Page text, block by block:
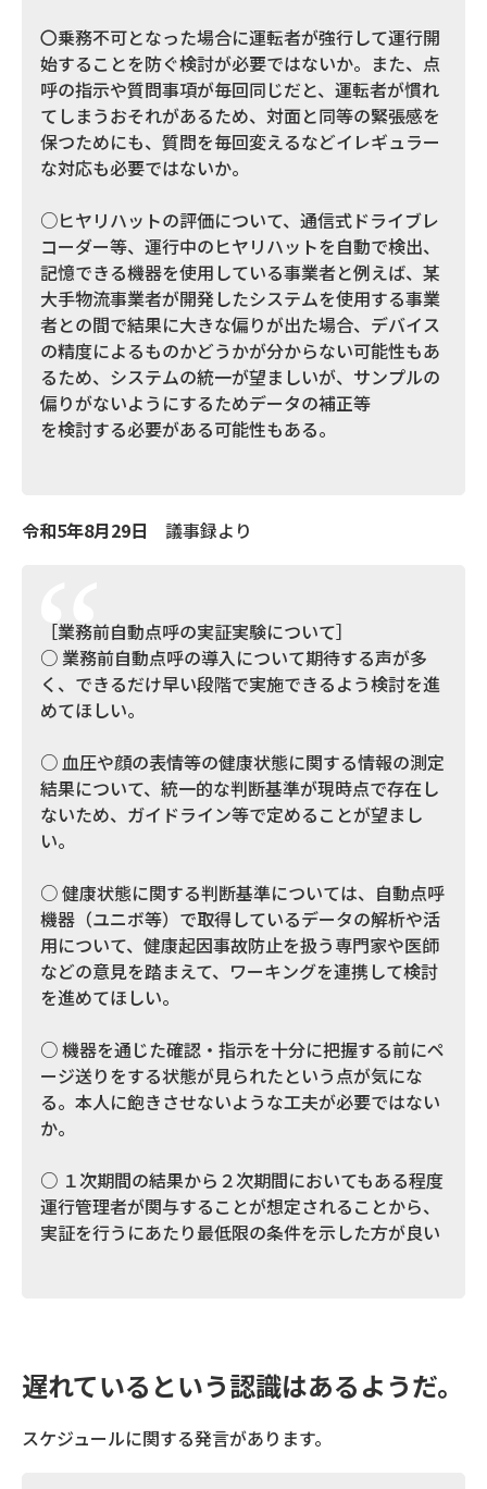
〇乗務不可となった場合に運転者が強行して運行開
始することを防ぐ検討が必要ではないか。また、点
呼の指示や質問事項が毎回同じだと、運転者が慣れ
てしまうおそれがあるため、対面と同等の緊張感を
保つためにも、質問を毎回変えるなどイレギュラー
な対応も必要ではないか。
○ヒヤリハットの評価について、通信式ドライブレ
コーダー等、運行中のヒヤリハットを自動で検出、
記憶できる機器を使用している事業者と例えば、某
大手物流事業者が開発したシステムを使用する事業
者との間で結果に大きな偏りが出た場合、デバイス
の精度によるものかどうかが分からない可能性もあ
るため、システムの統一が望ましいが、サンプルの
偏りがないようにするためデータの補正等
を検討する必要がある可能性もある。
令和5年8月29日 議事録より
［業務前自動点呼の実証実験について］
○ 業務前自動点呼の導入について期待する声が多
く、できるだけ早い段階で実施できるよう検討を進
めてほしい。
○ 血圧や顔の表情等の健康状態に関する情報の測定
結果について、統一的な判断基準が現時点で存在し
ないため、ガイドライン等で定めることが望まし
い。
○ 健康状態に関する判断基準については、自動点呼
機器（ユニボ等）で取得しているデータの解析や活
用について、健康起因事故防止を扱う専門家や医師
などの意見を踏まえて、ワーキングを連携して検討
を進めてほしい。
○ 機器を通じた確認・指示を十分に把握する前にペ
ージ送りをする状態が見られたという点が気にな
る。本人に飽きさせないような工夫が必要ではない
か。
○ １次期間の結果から２次期間においてもある程度
運行管理者が関与することが想定されることから、
実証を行うにあたり最低限の条件を示した方が良い
遅れているという認識はあるようだ。
スケジュールに関する発言があります。